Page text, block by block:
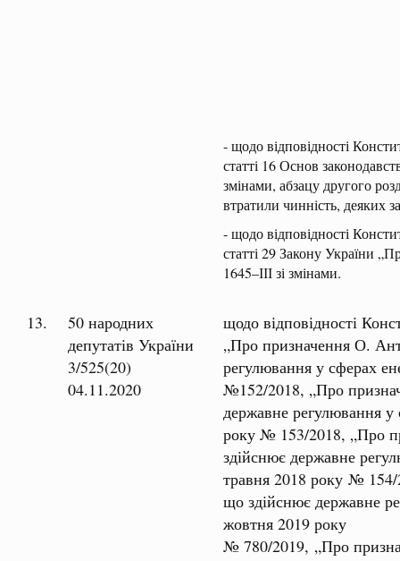
- щодо відповідності
статті 16 Основ
змінами, абзацу другого
втратили чинність, деяких
- щодо відповідності
статті 29 Закону України
1645–ІІІ зі змінами.
13.
50 народних
депутатів України
3/525(20)
04.11.2020
щодо відповідності
„Про призначення О.
регулювання у сферах
№152/2018, „Про
державне регулювання у
року № 153/2018, „Про
здійснює державне
травня 2018 року № 154/
що здійснює державне
жовтня 2019 року
№ 780/2019, „Про